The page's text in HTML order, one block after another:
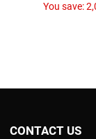
You save:
CONTACT US